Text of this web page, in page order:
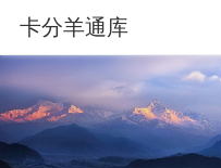
卡分羊通库